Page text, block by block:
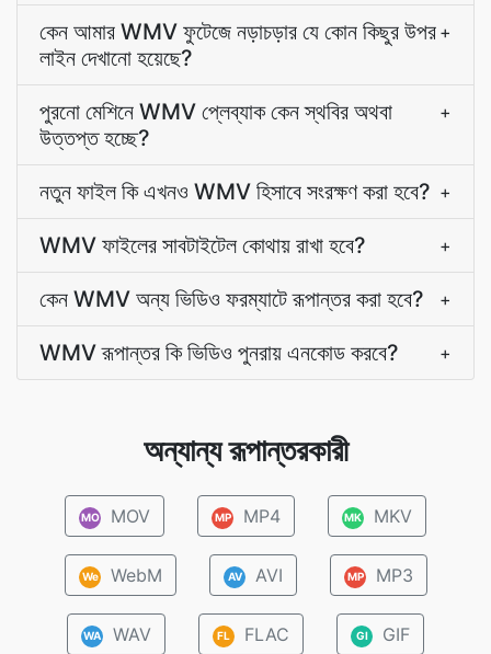
কেন আমার WMV ফুটেজে নড়াচড়ার যে কোন কিছুর উপর
লাইন দেখানো হয়েছে?
+
পুরনো মেশিনে WMV প্লেব্যাক কেন স্থবির অথবা
উত্তপ্ত হচ্ছে?
+
নতুন ফাইল কি এখনও WMV হিসাবে সংরক্ষণ করা হবে? +
WMV ফাইলের সাবটাইটেল কোথায় রাখা হবে? +
কেন WMV অন্য ভিডিও ফরম্যাটে রূপান্তর করা হবে? +
WMV রূপান্তর কি ভিডিও পুনরায় এনকোড করবে? +
অন্যান্য রূপান্তরকারী
MO MOV MP MP4 MK MKV
We WebM AV AVI MP MP3
WA WAV FL FLAC GI GIF